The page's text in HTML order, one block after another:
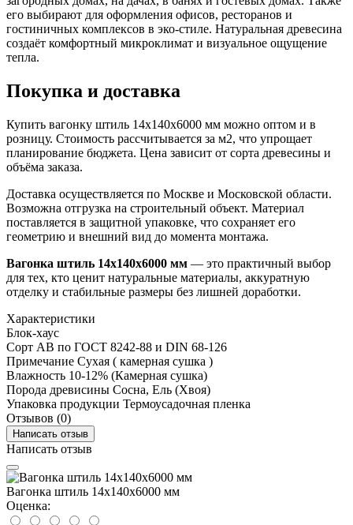
его выбирают для оформления офисов, ресторанов и
гостиничных комплексов в эко-стиле. Натуральная древесина
создаёт комфортный микроклимат и визуальное ощущение
тепла.
Покупка и доставка
Купить вагонку штиль 14х140х6000 мм можно оптом и в
розницу. Стоимость рассчитывается за м2, что упрощает
планирование бюджета. Цена зависит от сорта древесины и
объёма заказа.
Доставка осуществляется по Москве и Московской области.
Возможна отгрузка на строительный объект. Материал
поставляется в защитной упаковке, что сохраняет его
геометрию и внешний вид до момента монтажа.
Вагонка штиль 14х140х6000 мм — это практичный выбор
для тех, кто ценит натуральные материалы, аккуратную
отделку и стабильные размеры без лишней доработки.
Характеристики
Блок-хаус
Сорт АВ по ГОСТ 8242-88 и DIN 68-126
Примечание Сухая ( камерная сушка )
Влажность 10-12% (Камерная сушка)
Порода древисины Сосна, Ель (Хвоя)
Упаковка продукции Термоусадочная пленка
Отзывов (0)
Написать отзыв
Написать отзыв
Вагонка штиль 14х140х6000 мм
Оценка: